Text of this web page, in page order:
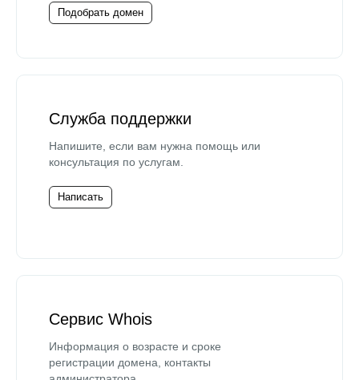
Подобрать домен
Служба поддержки
Напишите, если вам нужна помощь или
консультация по услугам.
Написать
Сервис Whois
Информация о возрасте и сроке
регистрации домена, контакты